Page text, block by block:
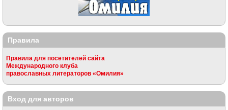
Правила
Правила для посетителей сайта
Международного клуба
православных литераторов «Омилия»
Вход для авторов